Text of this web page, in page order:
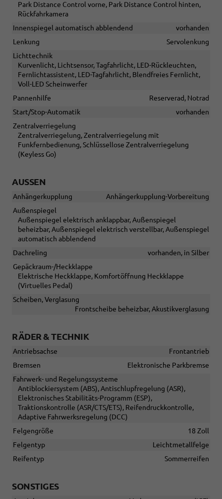
Park Distance Control vorne, Park Distance Control hinten,
Rückfahrkamera
Innenspiegel automatisch abblendend
vorhanden
Lenkung
Servolenkung
Lichttechnik
Kurvenlicht, Lichtsensor, Tagfahrlicht, LED-Rückleuchten,
Fernlichtassistent, LED-Tagfahrlicht, Blendfreies Fernlicht,
Voll-LED Scheinwerfer
Pannenhilfe
Reserverad, Notrad
Start/Stop-Automatik
vorhanden
Zentralverriegelung
Zentralverriegelung, Zentralverriegelung mit
Funkfernbedienung, Schlüssellose Zentralverriegelung
(Keyless Go)
AUSSEN
Anhängerkupplung
Anhängerkupplung-Vorbereitung
Außenspiegel
Außenspiegel elektrisch anklappbar, Außenspiegel
beheizbar, Außenspiegel elektrisch verstellbar, Außenspiegel
automatisch abblendend
Dachreling
vorhanden, in Silber
Gepäckraum-/Heckklappe
Elektrische Heckklappe, Komfortöffnung Heckklappe
(Virtuelles Pedal)
Scheiben, Verglasung
Frontscheibe beheizbar, Akustikverglasung
RÄDER & TECHNIK
Antriebsachse
Frontantrieb
Bremsen
Elektronische Parkbremse
Fahrwerk- und Regelungssysteme
Antiblockiersystem (ABS), Antischlupfregelung (ASR),
Elektronisches Stabilitäts-Programm (ESP),
Traktionskontrolle (ASR/CTS/ETS), Reifendruckkontrolle,
Adaptive Fahrwerksregelung (DCC)
Felgengröße
18 Zoll
Felgentyp
Leichtmetallfelge
Reifentyp
Sommerreifen
SONSTIGES